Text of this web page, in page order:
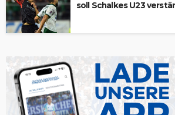
soll Schalkes U23